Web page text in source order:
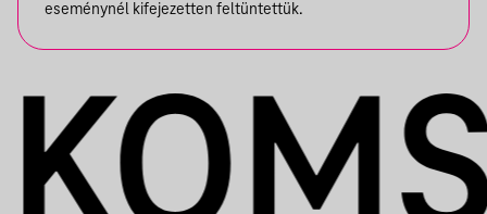
eseménynél kifejezetten feltüntettük.